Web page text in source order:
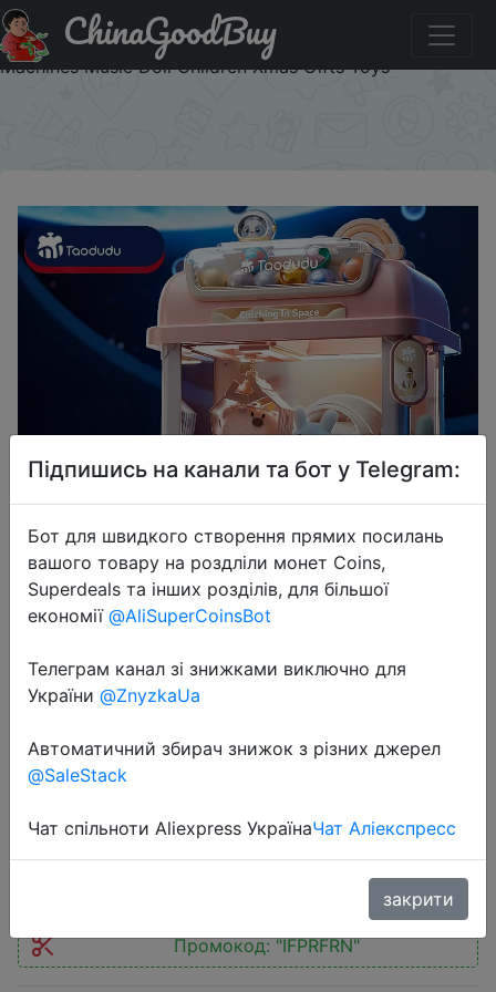
Промокод на знижку IFPRFRN Big Size DIY Doll Machine
Kids Coin Operated Play Game Mini Claw Catch Toy Crane
Machines Music Doll Children Xmas Gifts Toys
ChinaGoodBuy
Big Size DIY Doll Machine Kids Coin
Operated Play Game Mini Claw
Catch Toy Crane Machines Music
Doll Children Xmas Gifts Toys
$17.93
Промокод:"IFPRFRN"
Підпишись на канали та бот у Telegram:
Бот для швидкого створення прямих посилань
вашого товару на роздліли монет Coins,
Superdeals та інших розділів, для більшої
економії @AliSuperCoinsBot
Телеграм канал зі знижками виключно для
України @ZnyzkaUa
Автоматичний збирач знижок з різних джерел
@SaleStack
Чат спільноти Aliexpress УкраїнаЧат Аліекспресс
закрити